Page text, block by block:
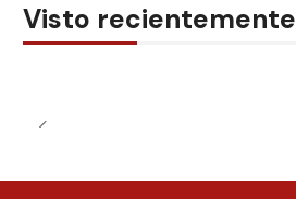
Visto recientemente